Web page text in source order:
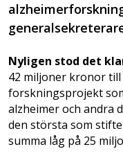
Nyligen stod det
42 miljoner kronor
forskningsprojekt
alzheimer och andra
den största som
summa låg på 25